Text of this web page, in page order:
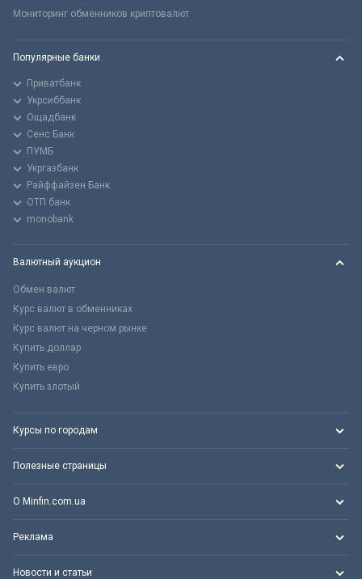
Мониторинг обменников криптовалют
Популярные банки
Приватбанк
Укрсиббанк
Ощадбанк
Сенс Банк
ПУМБ
Укргазбанк
Райффайзен Банк
ОТП банк
monobank
Валютный аукцион
Обмен валют
Курс валют в обменниках
Курс валют на черном рынке
Купить доллар
Купить евро
Купить злотый
Курсы по городам
Полезные страницы
О Minfin.com.ua
Реклама
Новости и статьи